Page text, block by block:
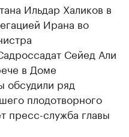
Ильдар Халиков в
Ирана во
Сейед Али
в Доме
обсудили ряд
плодотворного
пресс-служба главы